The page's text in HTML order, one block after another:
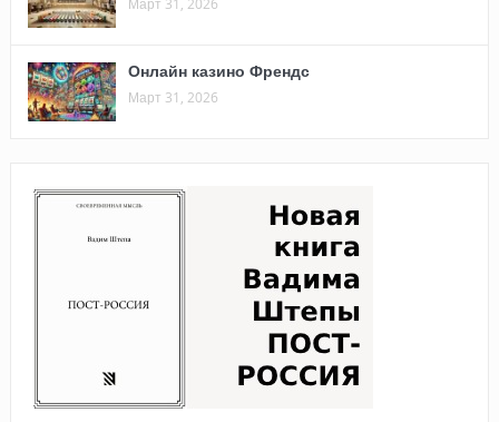
Март 31, 2026
Онлайн казино Френдс
Март 31, 2026